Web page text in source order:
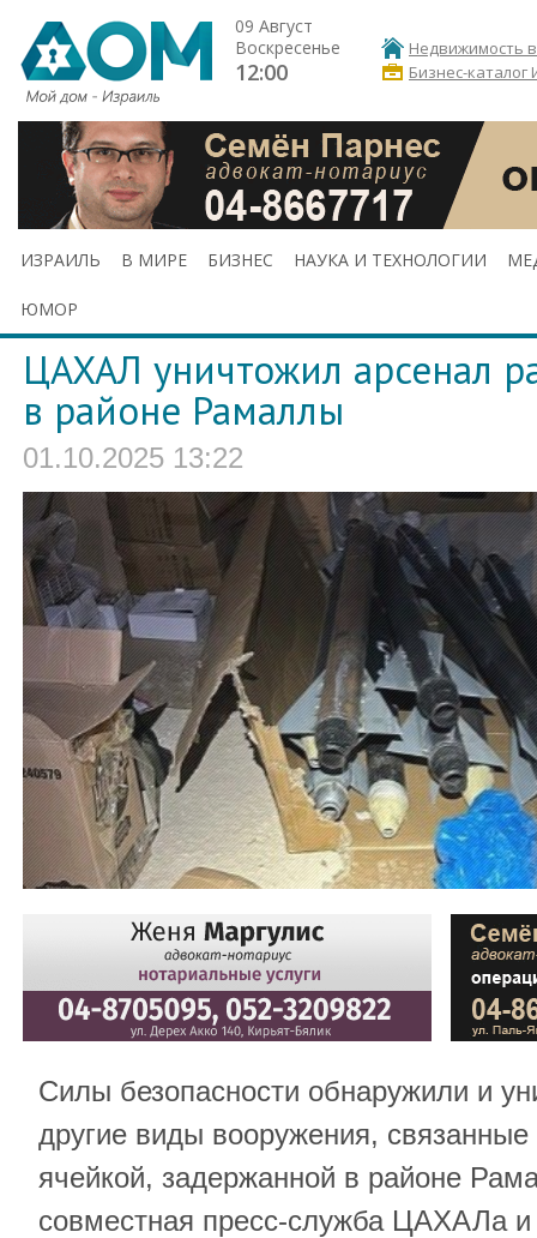
09 Август
Воскресенье
12:00
Недвижимость
Бизнес-каталог
ИЗРАИЛЬ В МИРЕ БИЗНЕС НАУКА И ТЕХНОЛОГИИ
ЮМОР
ЦАХАЛ уничтожил арсенал
в районе Рамаллы
01.10.2025 13:22
Силы безопасности обнаружили и
другие виды вооружения, связанные
ячейкой, задержанной в районе
совместная пресс-служба ЦАХАЛа